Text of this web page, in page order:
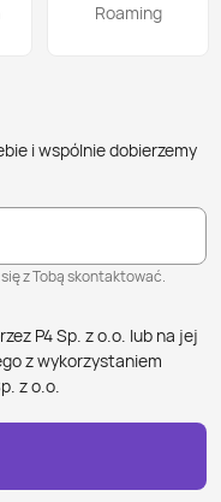
Roaming
i wspólnie dobierzemy
z Tobą skontaktować.
P4 Sp. z o.o. lub na jej
z wykorzystaniem
z o.o.